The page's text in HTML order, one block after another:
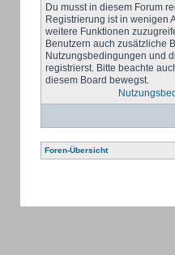
Du musst in diesem Forum
Registrierung ist in wenigen
weitere Funktionen
Benutzern auch zusätzliche
Nutzungsbedingungen und
registrierst. Bitte beachte
diesem Board bewegst.
Foren-Übersicht